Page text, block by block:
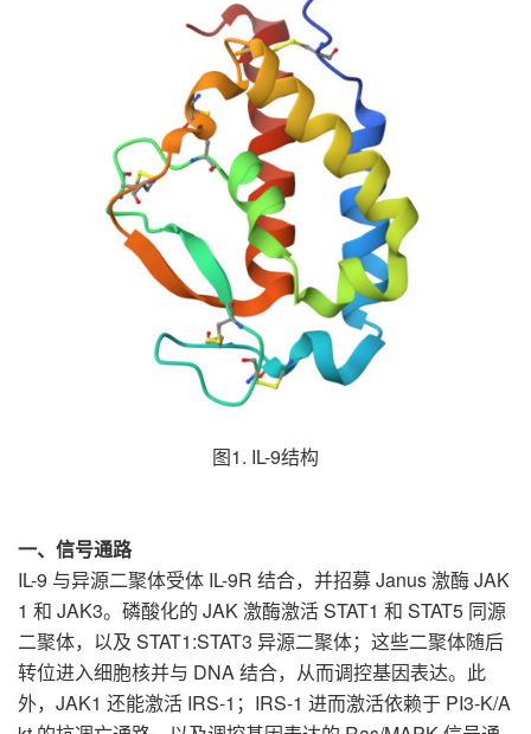
图1. IL-9结构
一、信号通路
IL-9 与异源二聚体受体 IL-9R 结合，并招募 Janus 激酶 JAK
1 和 JAK3。磷酸化的 JAK 激酶激活 STAT1 和 STAT5 同源
二聚体，以及 STAT1:STAT3 异源二聚体；这些二聚体随后
转位进入细胞核并与 DNA 结合，从而调控基因表达。此
外，JAK1 还能激活 IRS-1；IRS-1 进而激活依赖于 PI3-K/A